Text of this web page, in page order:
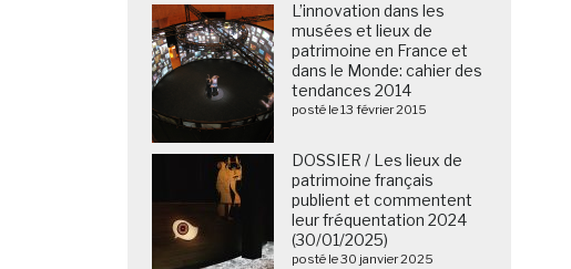
L’innovation dans les
musées et lieux de
patrimoine en France et
dans le Monde: cahier des
tendances 2014
posté le 13 février 2015
DOSSIER / Les lieux de
patrimoine français
publient et commentent
leur fréquentation 2024
(30/01/2025)
posté le 30 janvier 2025